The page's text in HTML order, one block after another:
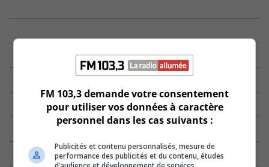
FM 103,3 demande votre consentement
pour utiliser vos données à caractère
personnel dans les cas suivants :
Publicités et contenu personnalisés, mesure de
performance des publicités et du contenu, études